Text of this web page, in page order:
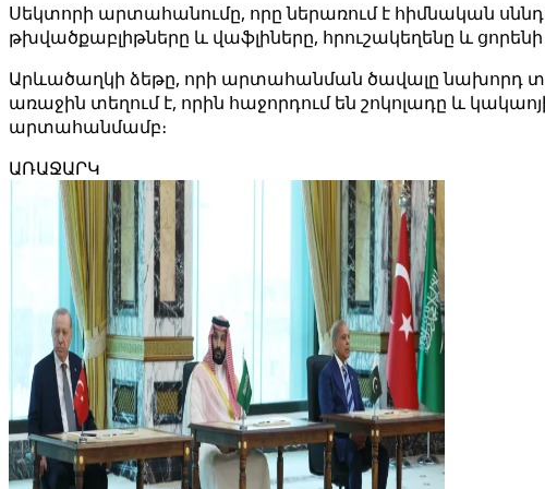
Սեկտորի արտահանումը, որը ներառում է հիմնական
թխվածքաբլիթները և վաֆլիները, հրուշակեղենը և
Արևածաղկի ձեթը, որի արտահանման ծավալը նախորդ
առաջին տեղում է, որին հաջորդում են շոկոլադը և
արտահանմամբ։
ԱՌԱՋԱՐԿ